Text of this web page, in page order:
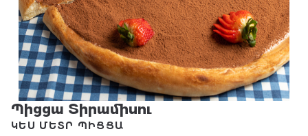
Պիցցա Տիրամիսու
ԿԵՍ ՄԵՏՐ ՊԻՑՑԱ